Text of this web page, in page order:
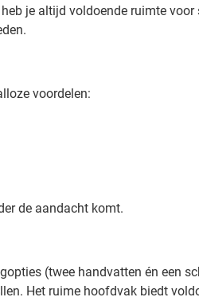
je altijd voldoende ruimte voor
voordelen:
de aandacht komt.
(twee handvatten én een
Het ruime hoofdvak biedt